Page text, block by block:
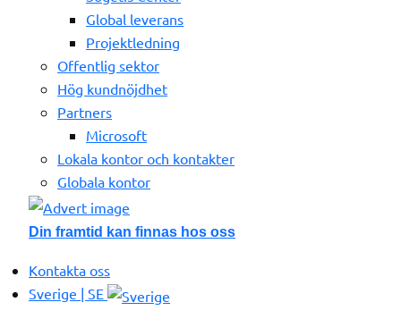
Global leverans
Projektledning
Offentlig sektor
Hög kundnöjdhet
Partners
Microsoft
Lokala kontor och kontakter
Globala kontor
Din framtid kan finnas hos oss
Kontakta oss
Sverige | SE